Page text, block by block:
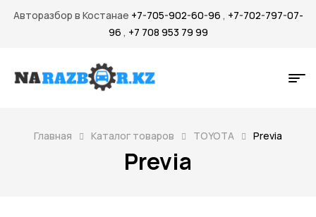
Авторазбор в Костанае +7-705-902-60-96 , +7-702-797-07-
96 , +7 708 953 79 99
Главная Каталог товаров TOYOTA Previa
Previa